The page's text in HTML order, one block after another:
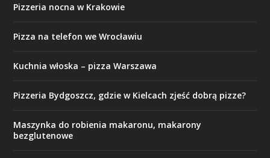
Pizzeria nocna w Krakowie
Pizza na telefon we Wrocławiu
Kuchnia włoska – pizza Warszawa
Pizzeria Bydgoszcz, gdzie w Kielcach zjeść dobrą pizze?
Maszynka do robienia makaronu, makarony
bezglutenowe